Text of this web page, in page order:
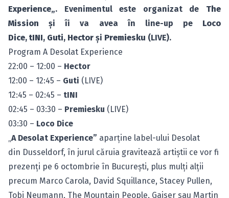
Experience„. Evenimentul este organizat de The
Mission şi îi va avea în line-up pe Loco
Dice, tINI, Guti, Hector şi Premiesku (LIVE).
Program A Desolat Experience
22:00 – 12:00 – Hector
12:00 – 12:45 – Guti (LIVE)
12:45 – 02:45 – tINI
02:45 – 03:30 – Premiesku (LIVE)
03:30 – Loco Dice
„A Desolat Experience” aparţine label-ului Desolat
din Dusseldorf, în jurul căruia gravitează artiştii ce vor fi
prezenţi pe 6 octombrie în Bucureşti, plus mulţi alţii
precum Marco Carola, David Squillance, Stacey Pullen,
Tobi Neumann, The Mountain People, Gaiser sau Martin